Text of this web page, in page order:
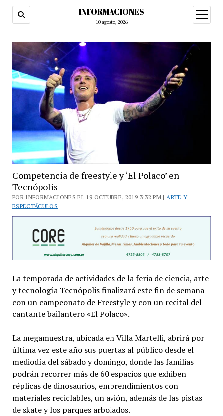
INFORMACIONES
10 agosto, 2026
abrir
menú
Competencia de freestyle y ‘El Polaco’ en
Tecnópolis
POR INFORMACIONES EL 19 OCTUBRE, 2019 3:32 PM | ARTE Y
ESPECTÁCULOS
La temporada de actividades de la feria de ciencia, arte
y tecnología Tecnópolis finalizará este fin de semana
con un campeonato de Freestyle y con un recital del
cantante bailantero «El Polaco».
La megamuestra, ubicada en Villa Martelli, abrirá por
última vez este año sus puertas al público desde el
mediodía del sábado y domingo, donde las familias
podrán recorrer más de 60 espacios que exhiben
réplicas de dinosaurios, emprendimientos con
materiales reciclables, un avión, además de las pistas
de skate y los parques arbolados.